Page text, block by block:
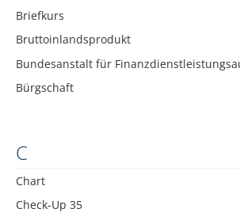
Briefkurs
Bruttoinlandsprodukt
Bundesanstalt für
Bürgschaft
C
Chart
Check-Up 35